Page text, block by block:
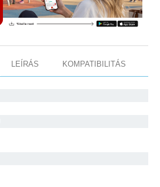
LEÍRÁS KOMPATIBILITÁS